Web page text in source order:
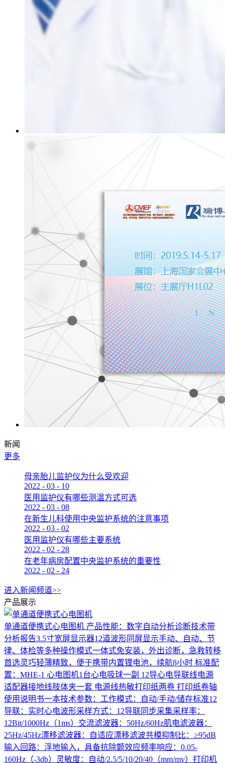
新闻
更多
母亲胎儿监护仪为什么受欢迎
2022 - 03 - 10
医用监护仪有哪些测温方式可选
2022 - 03 - 08
在新生儿科使用中央监护系统的注意事项
2022 - 03 - 02
医用监护仪有哪些主要系统
2022 - 02 - 28
在老年病房配置中央监护系统的重要性
2022 - 02 - 24
进入新闻频道>>
产品展示
单通道便携式心电图机 产品性能：数字自动分析诊断技术带
分析报告3.5寸宽屏显示器12道波形同屏显示手动、自动、节
律、体检等多种操作模式一体式免安装，外出诊断，急救转移
首选灵巧轻薄精致，便于携带内置锂电池，续航8小时 标准配
置：MHE-1 心电图机1台心电吸球一副 12导心电导联线电源
适配器接地线肢体夹一套 电源线热敏打印纸两卷 打印纸卷轴
使用说明书一本技术参数：工作模式：自动/手动/储存标准12
导联：实时心电波形采样方式：12导联同步采集采样率：
12Bit/1000Hz（1ms）交流滤波器：50Hz/60Hz肌电滤波器：
25Hz/45Hz漂移滤波器：自适应漂移滤波共模抑制比：≥95dB
输入回路：浮地输入，具备抗除颤效应频率响应：0.05-
160Hz（-3db）灵敏度：自动/2.5/5/10/20/40（mm/mv）打印机